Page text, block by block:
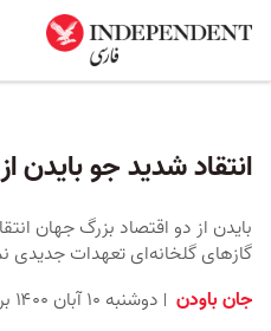
انتقاد شدید جو بایدن
بایدن از دو اقتصاد بزرگ جهان
گازهای گلخانه‌ای تعهدات‌ جدیدی
جان باودن
دوشنبه ۱۰ آبان ۱۴۰۰ برابر با ۱ نُوامبر ۲۰۲۱ ۱۱:۱۵